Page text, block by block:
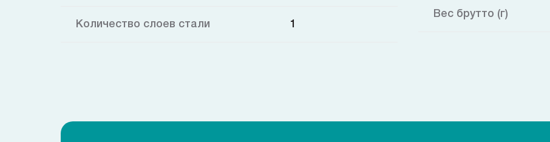
Количество слоев стали 1
Вес брутто (г)